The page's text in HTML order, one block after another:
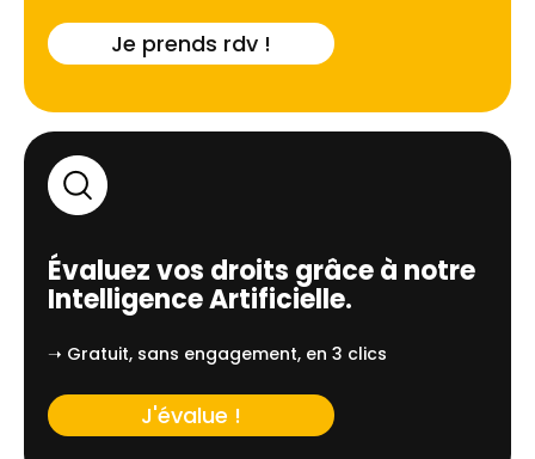
Je prends rdv !
Évaluez vos droits grâce à notre
Intelligence Artificielle.
➝ Gratuit, sans engagement, en 3 clics
J'évalue !